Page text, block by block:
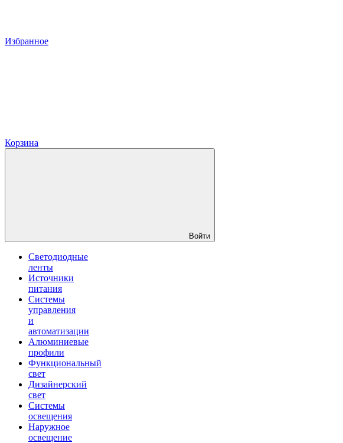
Избранное
Корзина
Войти
Светодиодные
ленты
Источники
питания
Системы
управления
и
автоматизации
Алюминиевые
профили
Функциональный
свет
Дизайнерский
свет
Системы
освещения
Наружное
освещение